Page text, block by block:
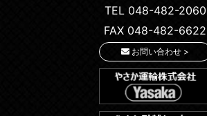
TEL 048-482-2060
FAX 048-482-6622
お問い合わせ >